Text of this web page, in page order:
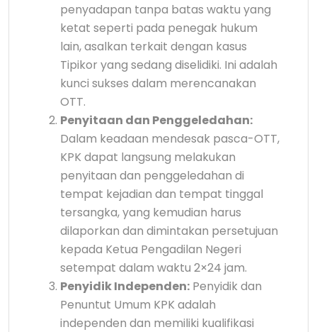
penyadapan tanpa batas waktu yang
ketat seperti pada penegak hukum
lain, asalkan terkait dengan kasus
Tipikor yang sedang diselidiki. Ini adalah
kunci sukses dalam merencanakan
OTT.
Penyitaan dan Penggeledahan:
Dalam keadaan mendesak pasca-OTT,
KPK dapat langsung melakukan
penyitaan dan penggeledahan di
tempat kejadian dan tempat tinggal
tersangka, yang kemudian harus
dilaporkan dan dimintakan persetujuan
kepada Ketua Pengadilan Negeri
setempat dalam waktu 2×24 jam.
Penyidik Independen: Penyidik dan
Penuntut Umum KPK adalah
independen dan memiliki kualifikasi